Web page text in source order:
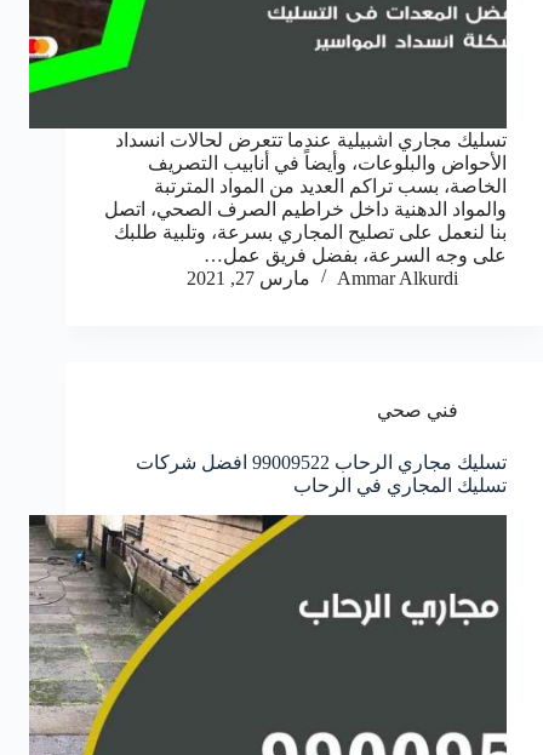
تسليك مجاري اشبيلية عندما تتعرض لحالات انسداد
الأحواض والبلوعات، وأيضاً في أنابيب التصريف
الخاصة، بسب تراكم العديد من المواد المترتبة
والمواد الدهنية داخل خراطيم الصرف الصحي، اتصل
بنا لنعمل على تصليح المجاري بسرعة، وتلبية طلبك
على وجه السرعة، بفضل فريق عمل…
Ammar Alkurdi
مارس 27, 2021
فني صحي
تسليك مجاري الرحاب 99009522 افضل شركات
تسليك المجاري في الرحاب